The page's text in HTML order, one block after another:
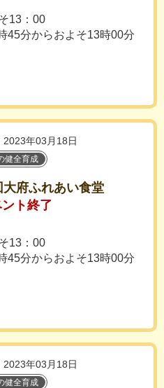
13：00
45分からおよそ13時00分
2023年03月18日
健全育成
大府ふれあい食堂
ト終了
13：00
45分からおよそ13時00分
2023年03月18日
健全育成